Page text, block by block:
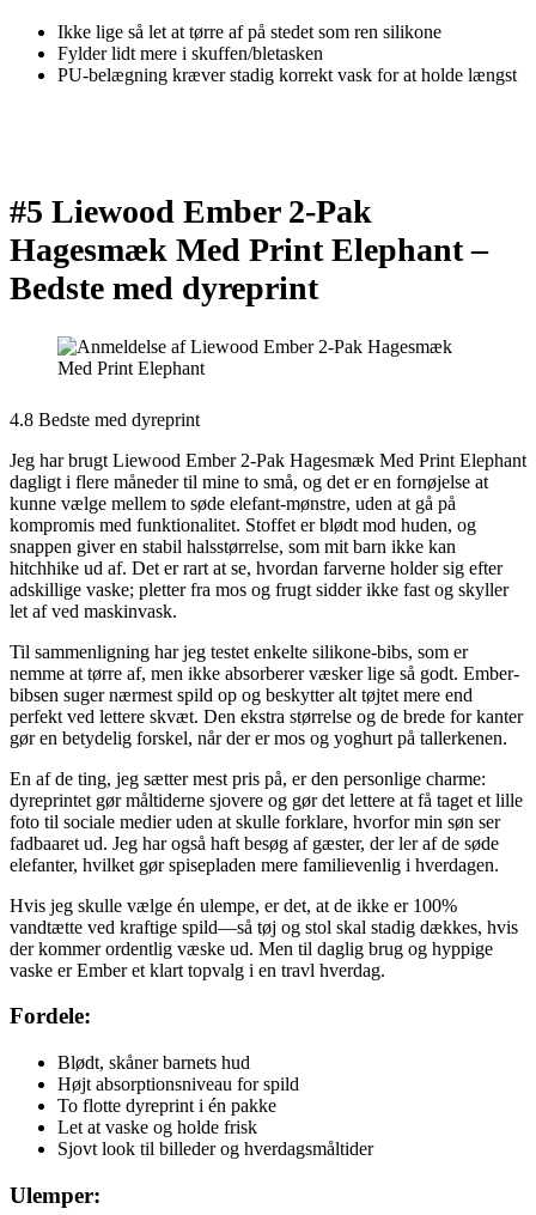
Ikke lige så let at tørre af på stedet som ren silikone
Fylder lidt mere i skuffen/bletasken
PU-belægning kræver stadig korrekt vask for at holde længst
#5 Liewood Ember 2-Pak
Hagesmæk Med Print Elephant –
Bedste med dyreprint
4.8 Bedste med dyreprint
Jeg har brugt Liewood Ember 2-Pak Hagesmæk Med Print Elephant
dagligt i flere måneder til mine to små, og det er en fornøjelse at
kunne vælge mellem to søde elefant-mønstre, uden at gå på
kompromis med funktionalitet. Stoffet er blødt mod huden, og
snappen giver en stabil halsstørrelse, som mit barn ikke kan
hitchhike ud af. Det er rart at se, hvordan farverne holder sig efter
adskillige vaske; pletter fra mos og frugt sidder ikke fast og skyller
let af ved maskinvask.
Til sammenligning har jeg testet enkelte silikone-bibs, som er
nemme at tørre af, men ikke absorberer væsker lige så godt. Ember-
bibsen suger nærmest spild op og beskytter alt tøjtet mere end
perfekt ved lettere skvæt. Den ekstra størrelse og de brede for kanter
gør en betydelig forskel, når der er mos og yoghurt på tallerkenen.
En af de ting, jeg sætter mest pris på, er den personlige charme:
dyreprintet gør måltiderne sjovere og gør det lettere at få taget et lille
foto til sociale medier uden at skulle forklare, hvorfor min søn ser
fadbaaret ud. Jeg har også haft besøg af gæster, der ler af de søde
elefanter, hvilket gør spisepladen mere familievenlig i hverdagen.
Hvis jeg skulle vælge én ulempe, er det, at de ikke er 100%
vandtætte ved kraftige spild—så tøj og stol skal stadig dækkes, hvis
der kommer ordentlig væske ud. Men til daglig brug og hyppige
vaske er Ember et klart topvalg i en travl hverdag.
Fordele:
Blødt, skåner barnets hud
Højt absorptionsniveau for spild
To flotte dyreprint i én pakke
Let at vaske og holde frisk
Sjovt look til billeder og hverdagsmåltider
Ulemper: